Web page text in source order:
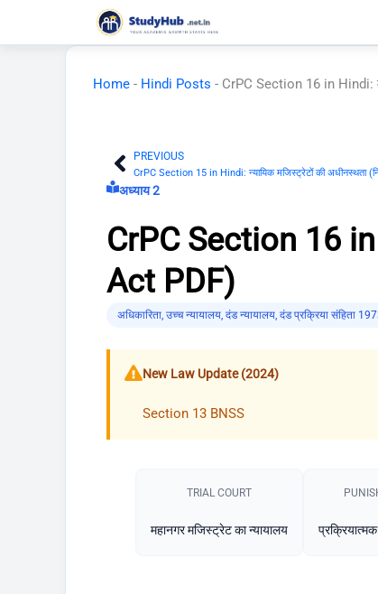
Home - Hindi Posts - CrPC Section 16 in Hindi:
Prev
PREVIOUS
CrPC Section 15 in Hindi: न्यायिक मजिस्ट्रेटों की अधीनस्थता
अध्याय 2
CrPC Section 16 in
Act PDF)
अधिकारिता उच्च न्यायालय दंड न्यायालय दंड प्रक्रिया संहिता
New Law Update (2024)
Section 13 BNSS
TRIAL COURT
महानगर मजिस्ट्रेट का न्यायालय